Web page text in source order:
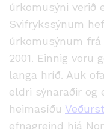
úrkomusýni verið
Svifrykssýnum
úrkomusýnum
2001. Einnig voru
langa hríð. Auk
eldri sýnaraðir
heimasíðu
efnagreind hjá